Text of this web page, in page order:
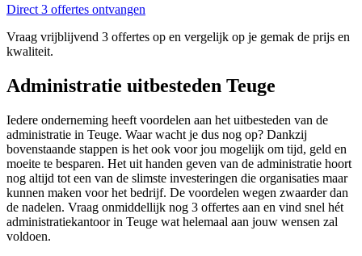
Direct 3 offertes ontvangen
Vraag vrijblijvend 3 offertes op en vergelijk op je gemak de prijs en
kwaliteit.
Administratie uitbesteden Teuge
Iedere onderneming heeft voordelen aan het uitbesteden van de
administratie in Teuge. Waar wacht je dus nog op? Dankzij
bovenstaande stappen is het ook voor jou mogelijk om tijd, geld en
moeite te besparen. Het uit handen geven van de administratie hoort
nog altijd tot een van de slimste investeringen die organisaties maar
kunnen maken voor het bedrijf. De voordelen wegen zwaarder dan
de nadelen. Vraag onmiddellijk nog 3 offertes aan en vind snel hét
administratiekantoor in Teuge wat helemaal aan jouw wensen zal
voldoen.